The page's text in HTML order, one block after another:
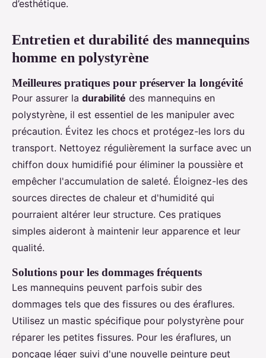
d’esthétique.
Entretien et durabilité des mannequins
homme en polystyrène
Meilleures pratiques pour préserver la longévité
Pour assurer la durabilité des mannequins en
polystyrène, il est essentiel de les manipuler avec
précaution. Évitez les chocs et protégez-les lors du
transport. Nettoyez régulièrement la surface avec un
chiffon doux humidifié pour éliminer la poussière et
empêcher l'accumulation de saleté. Éloignez-les des
sources directes de chaleur et d'humidité qui
pourraient altérer leur structure. Ces pratiques
simples aideront à maintenir leur apparence et leur
qualité.
Solutions pour les dommages fréquents
Les mannequins peuvent parfois subir des
dommages tels que des fissures ou des éraflures.
Utilisez un mastic spécifique pour polystyrène pour
réparer les petites fissures. Pour les éraflures, un
ponçage léger suivi d'une nouvelle peinture peut